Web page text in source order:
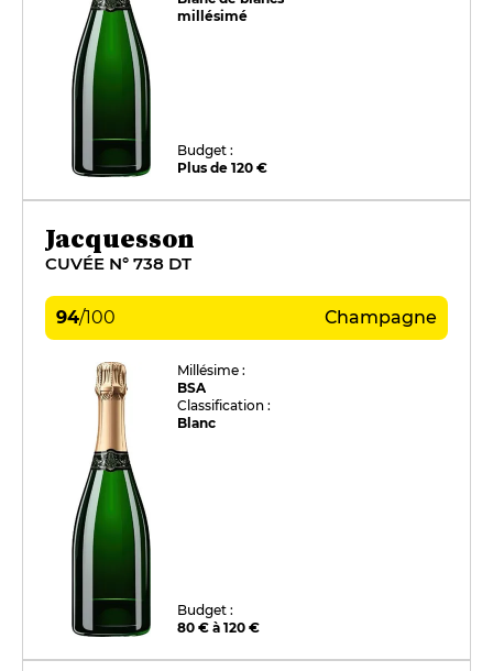
millésimé
Budget :
Plus de 120 €
Jacquesson
CUVÉE N° 738 DT
94/100 Champagne
Millésime :
BSA
Classification :
Blanc
Budget :
80 € à 120 €